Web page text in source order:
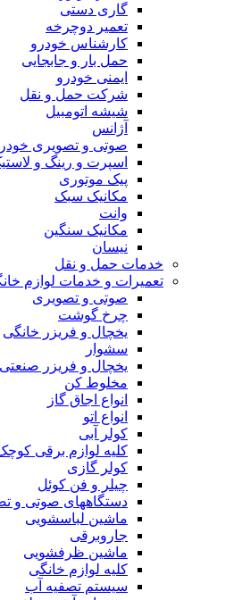
گاری دستی
تعمیر دوچرخه
کارشناس خودرو
حمل بار و جابجایی
ایمنی خودرو
شرکت حمل و نقل
شیشه اتومبیل
آژانس
صوتی و تصویری
اسپرت و رینگ و
پیک موتوری
مکانیک سبک
وانت
مکانیک سنگین
نیسان
خدمات حمل و نقل
تعمیرات و خدمات لوازم
صوتی و تصویری
چرخ گوشت
یخچال و فریزر خانگی
سشوار
یخچال و فریزر صنعتی
مخلوط کن
انواع اجاق گاز
انواع اتو
کولر آبی
کلیه لوازم برقی
کولر گازی
چیلر و فن کوئل
دستگاههای صوتی و
ماشین لباسشویی
جاروبرقی
ماشین ظرفشویی
کلیه لوازم خانگی
سیستم تصفیه آب